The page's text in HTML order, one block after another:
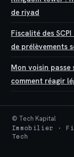
de riyad
Fiscalité des
de prélèvements
Mon voisin
comment réagir
© Tech Kapital
Immobilier ·
Tech